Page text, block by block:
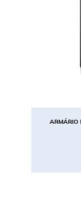
ARMÁRIO